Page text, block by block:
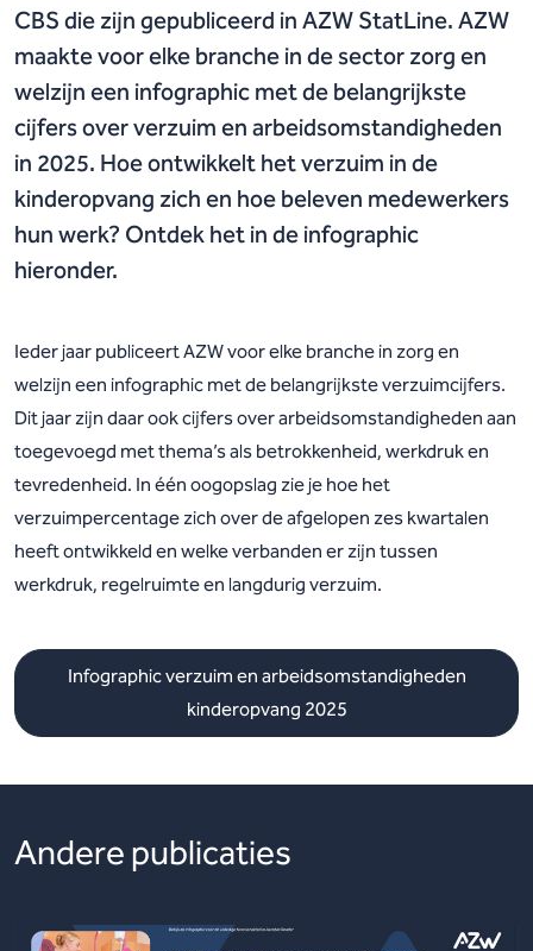
CBS die zijn gepubliceerd in AZW StatLine. AZW
maakte voor elke branche in de sector zorg en
welzijn een infographic met de belangrijkste
cijfers over verzuim en arbeidsomstandigheden
in 2025. Hoe ontwikkelt het verzuim in de
kinderopvang zich en hoe beleven medewerkers
hun werk? Ontdek het in de infographic
hieronder.
Ieder jaar publiceert AZW voor elke branche in zorg en
welzijn een infographic met de belangrijkste verzuimcijfers.
Dit jaar zijn daar ook cijfers over arbeidsomstandigheden aan
toegevoegd met thema’s als betrokkenheid, werkdruk en
tevredenheid. In één oogopslag zie je hoe het
verzuimpercentage zich over de afgelopen zes kwartalen
heeft ontwikkeld en welke verbanden er zijn tussen
werkdruk, regelruimte en langdurig verzuim.
Infographic verzuim en arbeidsomstandigheden
kinderopvang 2025
Andere publicaties